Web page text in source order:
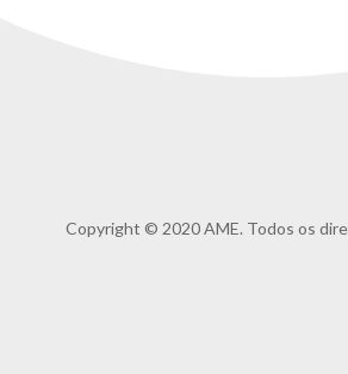
Copyright © 2020 AME. Todos os